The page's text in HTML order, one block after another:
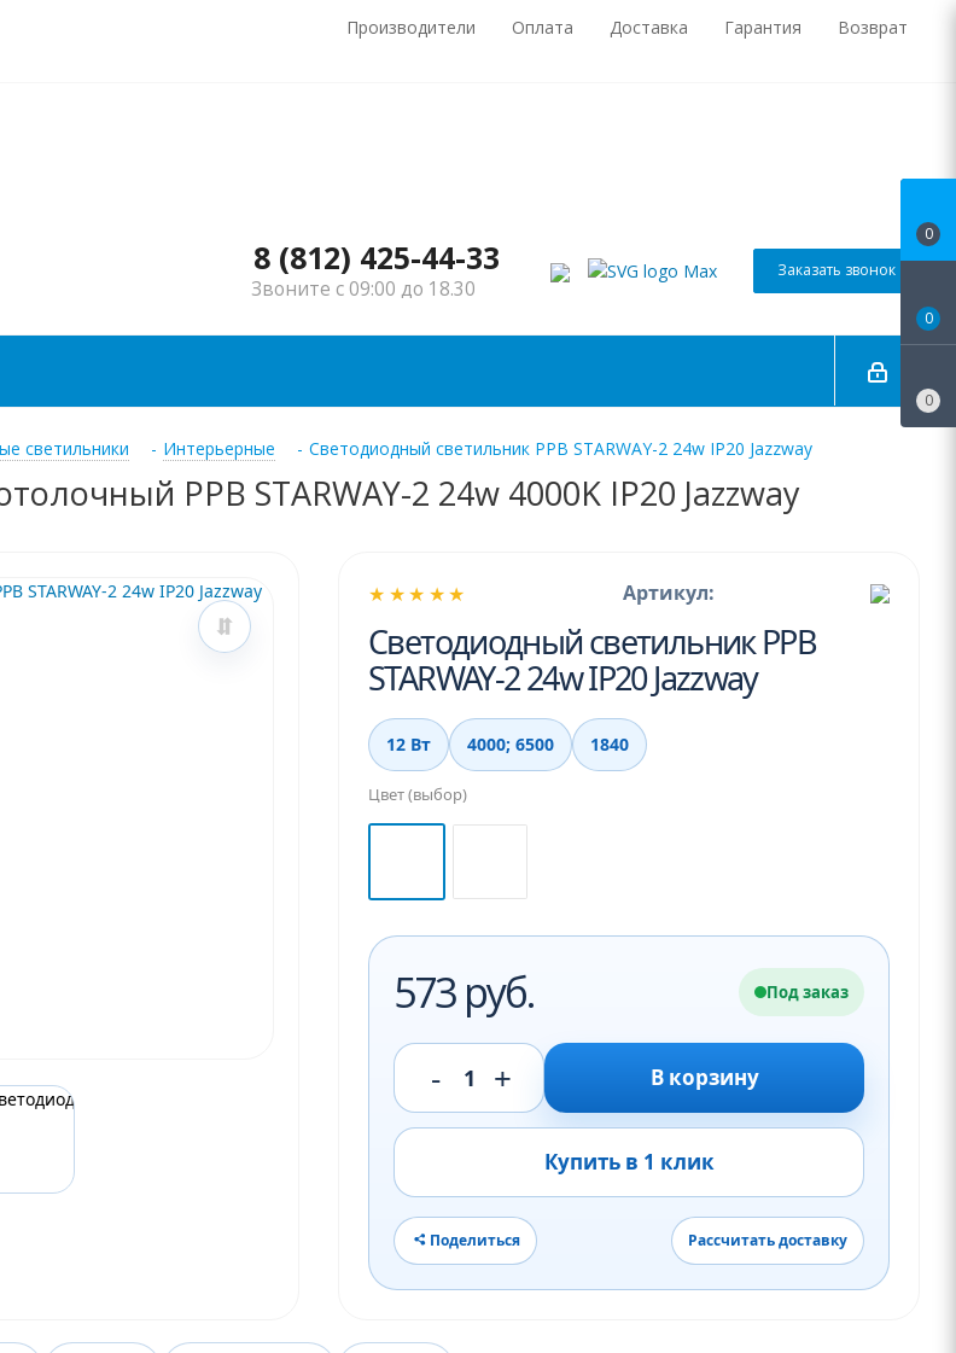
Производители Оплата Доставка Гарантия Возврат
8 (812) 425-44-33
Звоните с 09:00 до 18.30
Заказать звонок
светильники - Интерьерные - Светодиодный светильник PPB STARWAY-2 24w IP20 Jazzway
PPB STARWAY-2 24w 4000K IP20 Jazzway
★★★★★ Артикул:
Светодиодный светильник PPB
STARWAY-2 24w IP20 Jazzway
12 Вт 4000; 6500 1840
Цвет (выбор)
573 руб. Под заказ
- 1 + В корзину
Купить в 1 клик
Поделиться Рассчитать доставку
0
0
0